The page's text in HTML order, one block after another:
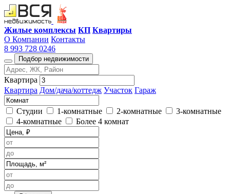
Жилые комплексы КП Квартиры
О Компании Контакты
8 993 728 0246
Подбор недвижимости
Квартира
Квартира Дом/дача/коттедж Участок Гараж
Студии 1-комнатные 2-комнатные
3-комнатные
4-комнатные
Более 4 комнат